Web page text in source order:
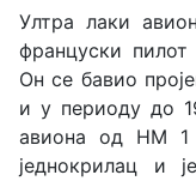
Ултра лаки
француски
Он се бавио
и у периоду до
авиона од HM
једнокрилац и